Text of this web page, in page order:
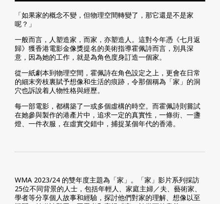
「如果家的概念不變，但物理空間轉變了，那它還是不是家
呢？」
一般而言，人塑造家，而家，亦塑造人。這對今年憑《七月返
歸》獲香港電影金像獎提名的美術指導霍佩詩而言，別具深
意，因為她的工作，就是為角色度身訂造一個家。
從一紙劇本到物理空間，霍佩詩在角色設定之上，更會在日常
的細末旁枝裏賦予想像和生活的痕跡，令那個稱為「家」的洞
穴也訴說着人物性格與經歷。
每一部電影，都構築了一或多個虛構的時空。而霍佩詩則嘗試
在她參與製作的港產片中，追求一定的真實性，一條街、一盞
燈、一件衣服，在虛實交錯中，捕捉某個年代的香港。
WMA 2023/24 的雙年度主題為「家」。「家」影片系列採訪
25位不同背景的人士，包括年輕人、家庭主婦／夫、藝術家、
學者等分享個人故事和經驗，探討他們對家的理解、想像以至